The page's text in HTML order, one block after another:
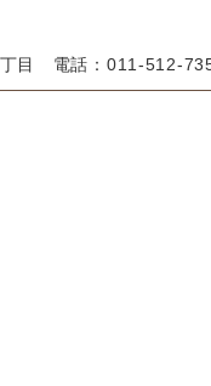
目 電話：011-512-